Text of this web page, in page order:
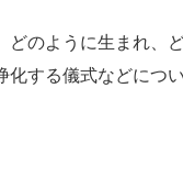
のように生まれ、
する儀式などにつ